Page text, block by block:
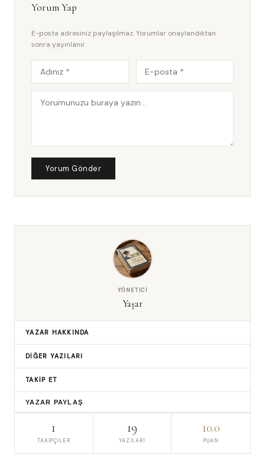
Yorum Yap
E-posta adresiniz paylaşılmaz. Yorumlar onaylandıktan
sonra yayınlanır.
Yorum Gönder
YÖNETICI
Yaşar
YAZAR HAKKINDA
DIĞER YAZILARI
TAKIP ET
YAZAR PAYLAŞ
1
TAKIPÇILER
19
YAZILARI
10.0
PUAN